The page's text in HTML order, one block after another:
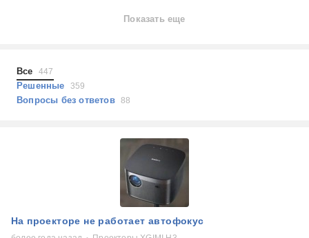
Наушники
Выберите...
не включается
самопроизвольное выключение
самостоятельный ремонт
выдает ошибку
Показать еще
Все 447
Решенные 359
Вопросы без ответов88
На проекторе не работает автофокус